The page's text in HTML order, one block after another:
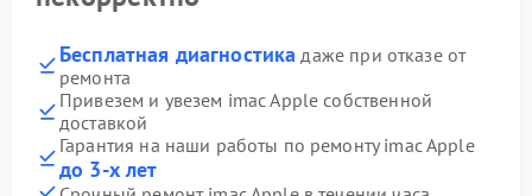
Бесплатная диагностика даже при отказе от
ремонта
Привезем и увезем imac Apple собственной
доставкой
Гарантия на наши работы по ремонту imac Apple
до 3-х лет